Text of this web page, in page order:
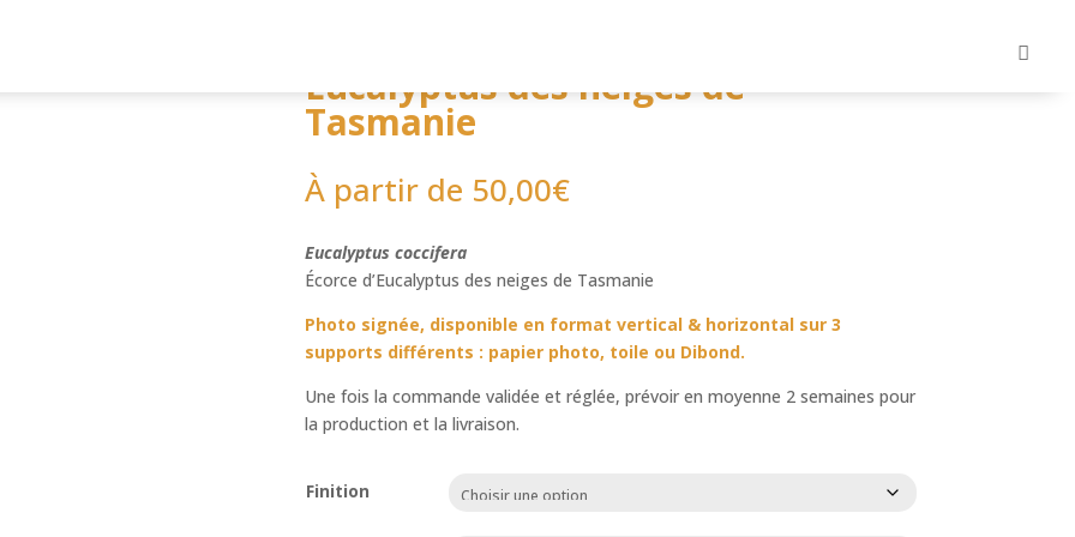
Eucalyptus des neiges de
Tasmanie
À partir de 50,00€
Eucalyptus coccifera
Écorce d’Eucalyptus des neiges de Tasmanie
Photo signée, disponible en format vertical & horizontal sur 3
supports différents : papier photo, toile ou Dibond.
Une fois la commande validée et réglée, prévoir en moyenne 2 semaines pour
la production et la livraison.
Finition